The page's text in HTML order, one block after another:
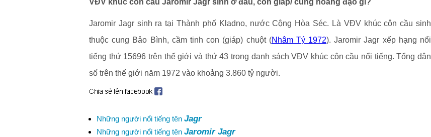
VĐV khúc côn cầu Jaromir Jagr sinh ở đâu, con giáp/ cung hoàng đạo gì?
Jaromir Jagr sinh ra tại Thành phố Kladno, nước Cộng Hòa Séc. Là VĐV khúc côn cầu sinh
thuộc cung Bảo Bình, cầm tinh con (giáp) chuột (Nhâm Tý 1972). Jaromir Jagr xếp hạng nổi
tiếng thứ 15696 trên thế giới và thứ 43 trong danh sách VĐV khúc côn cầu nổi tiếng. Tổng dân
số trên thế giới năm 1972 vào khoảng 3.860 tỷ người.
Những người nổi tiếng tên Jagr
Những người nổi tiếng tên Jaromir Jagr